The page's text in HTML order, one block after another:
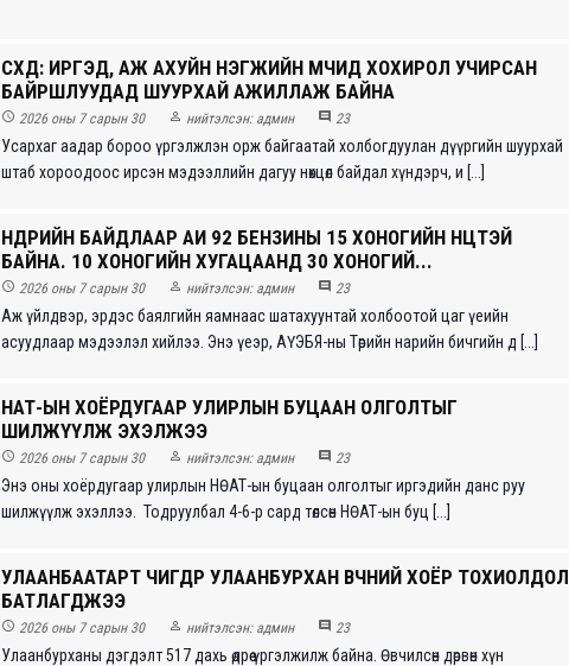
СХД: ИРГЭД, АЖ АХУЙН НЭГЖИЙН ӨМЧИД ХОХИРОЛ УЧИРСАН
БАЙРШЛУУДАД ШУУРХАЙ АЖИЛЛАЖ БАЙНА
 2026 оны 7 сарын 30  нийтэлсэн: админ  23
Усархаг аадар бороо үргэлжлэн орж байгаатай холбогдуулан дүүргийн шуурхай
штаб хороодоос ирсэн мэдээллийн дагуу нөхцөл байдал хүндэрч, и [...]
ӨНӨӨДРИЙН БАЙДЛААР АИ 92 БЕНЗИНЫ 15 ХОНОГИЙН НӨӨЦТЭЙ
БАЙНА. 10 ХОНОГИЙН ХУГАЦААНД 30 ХОНОГИЙ...
 2026 оны 7 сарын 30  нийтэлсэн: админ  23
Аж үйлдвэр, эрдэс баялгийн яамнаас шатахуунтай холбоотой цаг үеийн
асуудлаар мэдээлэл хийлээ. Энэ үеэр, АҮЭБЯ-ны Төрийн нарийн бичгийн д [...]
НӨАТ-ЫН ХОЁРДУГААР УЛИРЛЫН БУЦААН ОЛГОЛТЫГ
ШИЛЖҮҮЛЖ ЭХЭЛЖЭЭ
 2026 оны 7 сарын 30  нийтэлсэн: админ  23
Энэ оны хоёрдугаар улирлын НӨАТ-ын буцаан олголтыг иргэдийн данс руу
шилжүүлж эхэллээ. Тодруулбал 4-6-р сард төлсөн НӨАТ-ын буц [...]
УЛААНБААТАРТ ӨЧИГДӨР УЛААНБУРХАН ӨВЧНИЙ ХОЁР ТОХИОЛДОЛ
БАТЛАГДЖЭЭ
 2026 оны 7 сарын 30  нийтэлсэн: админ  23
Улаанбурханы дэгдэлт 517 дахь өдрөө үргэлжилж байна. Өвчилсөн дөрвөн хүн